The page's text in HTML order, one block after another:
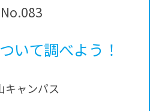
No.083
いて調べよう！
キャンパス